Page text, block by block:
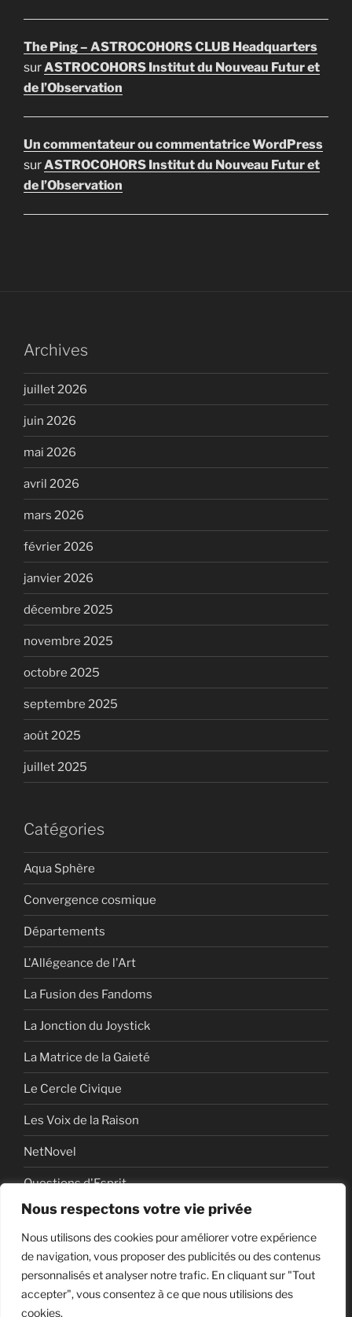
Nous respectons votre vie privée
Nous utilisons des cookies pour améliorer votre expérience
de navigation, vous proposer des publicités ou des contenus
personnalisés et analyser notre trafic. En cliquant sur "Tout
accepter", vous consentez à ce que nous utilisions des
cookies.
The Ping – ASTROCOHORS CLUB Headquarters
surASTROCOHORS Institut du Nouveau Futur et
de l’Observation
Un commentateur ou commentatrice WordPress
surASTROCOHORS Institut du Nouveau Futur et
de l’Observation
Archives
juillet 2026
juin 2026
mai 2026
avril 2026
mars 2026
février 2026
janvier 2026
décembre 2025
novembre 2025
octobre 2025
septembre 2025
août 2025
juillet 2025
Catégories
Aqua Sphère
Convergence cosmique
Départements
L'Allégeance de l'Art
La Fusion des Fandoms
La Jonction du Joystick
La Matrice de la Gaieté
Le Cercle Civique
Les Voix de la Raison
NetNovel
Questions d'Esprit
Série
Série vidéo